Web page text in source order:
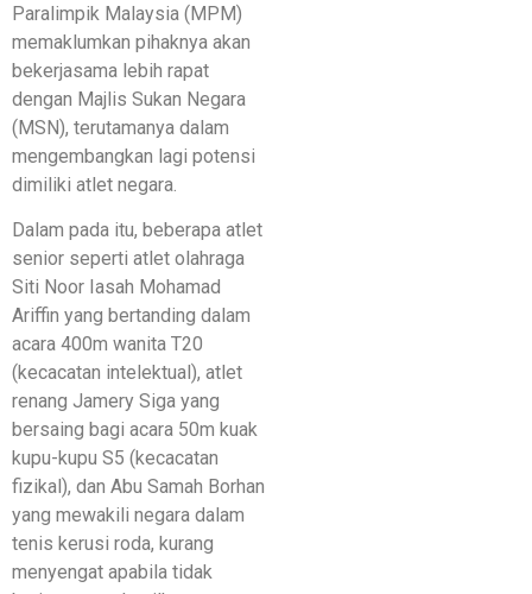
Paralimpik Malaysia (MPM)
memaklumkan pihaknya akan
bekerjasama lebih rapat
dengan Majlis Sukan Negara
(MSN), terutamanya dalam
mengembangkan lagi potensi
dimiliki atlet negara.
Dalam pada itu, beberapa atlet
senior seperti atlet olahraga
Siti Noor Iasah Mohamad
Ariffin yang bertanding dalam
acara 400m wanita T20
(kecacatan intelektual), atlet
renang Jamery Siga yang
bersaing bagi acara 50m kuak
kupu-kupu S5 (kecacatan
fizikal), dan Abu Samah Borhan
yang mewakili negara dalam
tenis kerusi roda, kurang
menyengat apabila tidak